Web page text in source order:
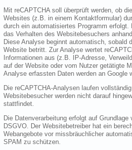
Mit reCAPTCHA soll überprüft werden, ob
Websites (z.B. in einem Kontaktformular)
durch ein automatisiertes Programm erfolgt.
das Verhalten des Websitebesuchers
Diese Analyse beginnt automatisch, sobald
Website betritt. Zur Analyse wertet
Informationen aus (z.B. IP-Adresse,
auf der Website oder vom Nutzer getätigte
Analyse erfassten Daten werden an Google
Die reCAPTCHA-Analysen laufen vollständig
Websitebesucher werden nicht darauf
stattfindet.
Die Datenverarbeitung erfolgt auf
DSGVO. Der Websitebetreiber hat ein
Webangebote vor missbräuchlicher
SPAM zu schützen.